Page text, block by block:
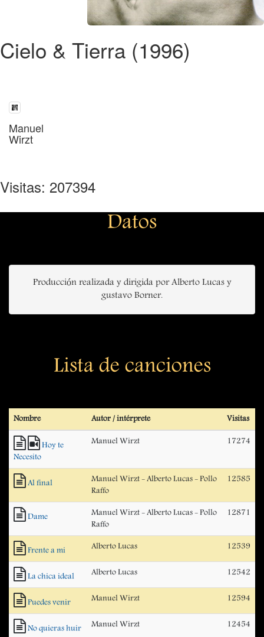
Cielo & Tierra (1996)
Manuel
Wirzt
Visitas: 207394
Datos
Producción realizada y dirigida por Alberto Lucas y
gustavo Borner.
Lista de canciones
Nombre Autor / intérprete Visitas
Hoy te
Necesito
Manuel Wirzt 17274
Al final
Manuel Wirzt - Alberto Lucas - Pollo
Raffo
12585
Dame
Manuel Wirzt - Alberto Lucas - Pollo
Raffo
12871
Frente a mi Alberto Lucas 12539
La chica ideal Alberto Lucas 12542
Puedes venir Manuel Wirzt 12594
No quieras huir Manuel Wirzt 12454